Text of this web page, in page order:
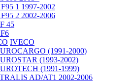
1 1997-2002
2 2002-2006
45
IVECO
(1991-2000)
(1993-2002)
(1991-1999)
AD/AT1 2002-2006